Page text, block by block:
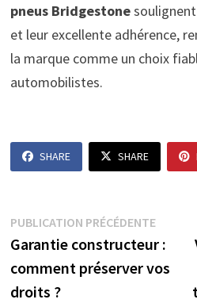
pneus Bridgestone
et leur excellente adhérence,
la marque comme un choix
automobilistes.
SHARE SHARE
Navigation
de
l’article
PUBLICATION PRÉCÉDENTE
Garantie constructeur :
comment préserver vos
droits ?